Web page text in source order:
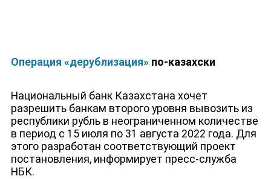
ЮТУБ-КАНАЛ
Операция «дерублизация»по-казахски
Национальный банк Казахстана хочет
разрешить банкам второго уровня вывозить из
республики рубль в неограниченном количестве
в период с 15 июля по 31 августа 2022 года. Для
этого разработан соответствующий проект
постановления, информирует пресс-служба
НБК.